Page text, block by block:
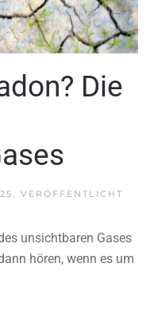
Die
. VERÖFFENTLICHT
unsichtbaren Gases
hören, wenn es um